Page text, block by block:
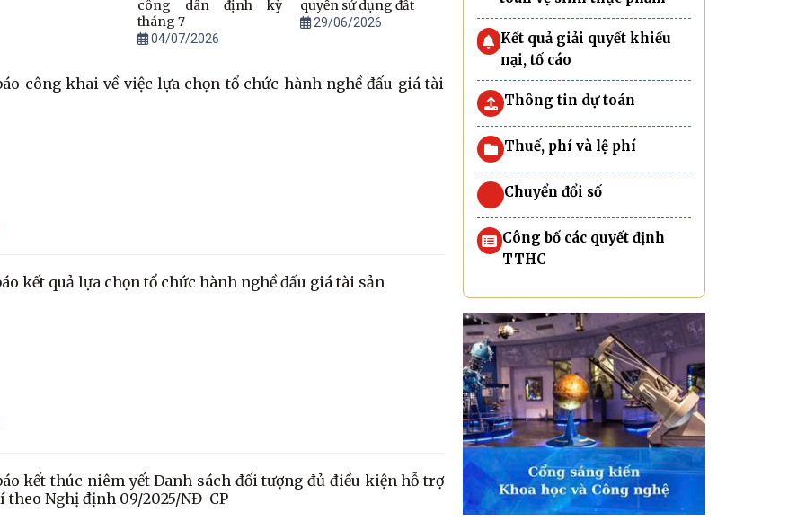
công dân định kỳ
tháng 7
04/07/2026
quyền sử dụng đất
29/06/2026
công khai về việc lựa chọn tổ chức hành nghề đấu giá tài
kết quả lựa chọn tổ chức hành nghề đấu giá tài sản
kết thúc niêm yết Danh sách đối tượng đủ điều kiện hỗ trợ
Nghị định 09/2025/NĐ-CP
Kết quả giải quyết khiếu
nại, tố cáo
Thông tin dự toán
Thuế, phí và lệ phí
Chuyển đổi số
Công bố các quyết định
TTHC